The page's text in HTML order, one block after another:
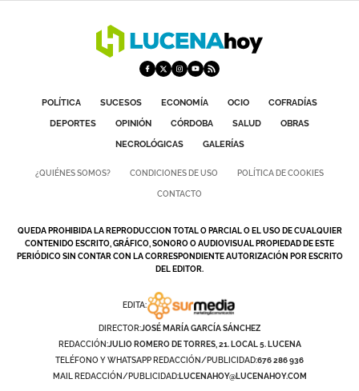
POLÍTICA SUCESOS ECONOMÍA OCIO
COFRADÍAS
DEPORTES
OPINIÓN CÓRDOBA SALUD
OBRAS
NECROLÓGICAS
GALERÍAS
¿QUIÉNES SOMOS? CONDICIONES DE USO POLÍTICA DE COOKIES
CONTACTO
QUEDA PROHIBIDA LA REPRODUCCION TOTAL O PARCIAL O EL USO DE CUALQUIER
CONTENIDO ESCRITO, GRÁFICO, SONORO O AUDIOVISUAL PROPIEDAD DE ESTE
PERIÓDICO SIN CONTAR CON LA CORRESPONDIENTE AUTORIZACIÓN POR ESCRITO
DEL EDITOR.
EDITA:
DIRECTOR:JOSÉ MARÍA GARCÍA SÁNCHEZ
REDACCIÓN:JULIO ROMERO DE TORRES, 21. LOCAL 5. LUCENA
TELÉFONO Y WHATSAPP REDACCIÓN/PUBLICIDAD:676 286 936
MAIL REDACCIÓN/PUBLICIDAD:LUCENAHOY@LUCENAHOY.COM